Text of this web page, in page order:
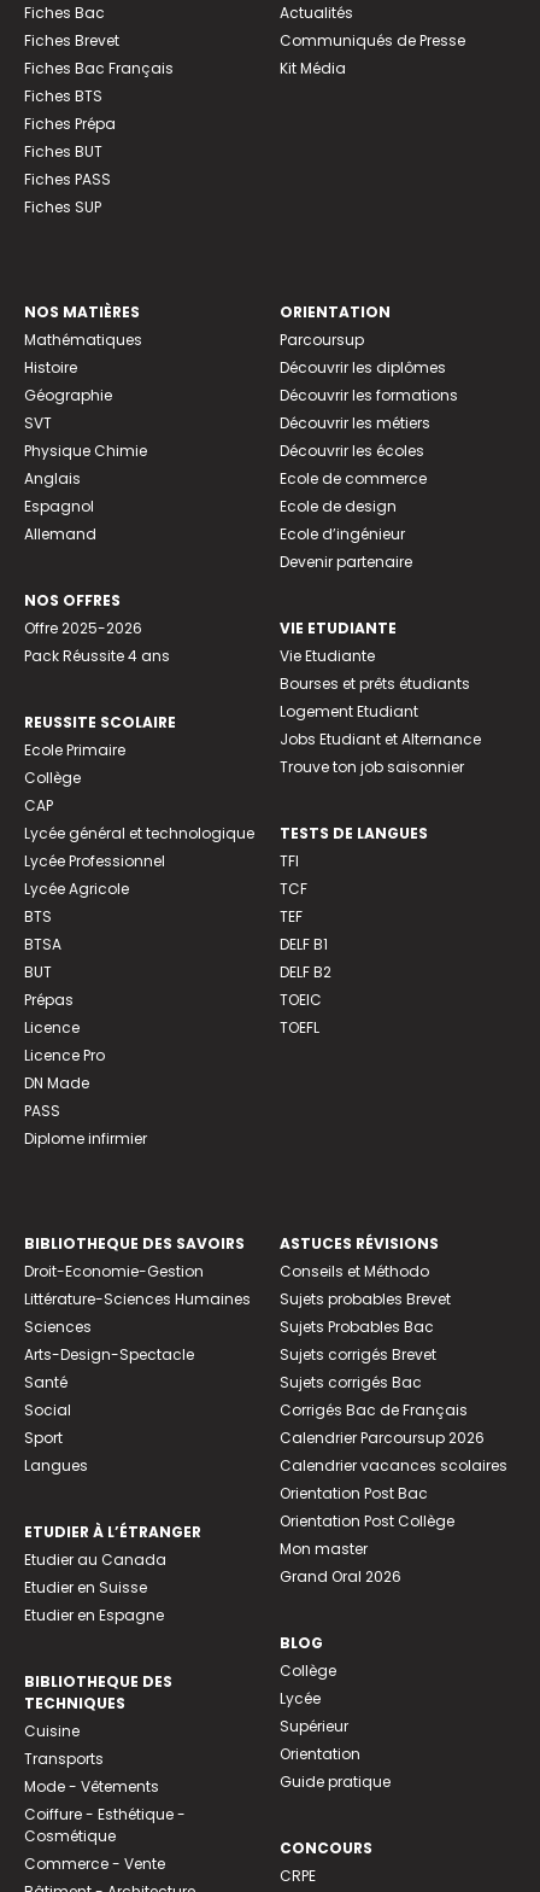
Fiches Bac
Fiches Brevet
Fiches Bac Français
Fiches BTS
Fiches Prépa
Fiches BUT
Fiches PASS
Fiches SUP
Actualités
Communiqués de Presse
Kit Média
NOS MATIÈRES
Mathématiques
Histoire
Géographie
SVT
Physique Chimie
Anglais
Espagnol
Allemand
NOS OFFRES
Offre 2025-2026
Pack Réussite 4 ans
REUSSITE SCOLAIRE
Ecole Primaire
Collège
CAP
Lycée général et technologique
Lycée Professionnel
Lycée Agricole
BTS
BTSA
BUT
Prépas
Licence
Licence Pro
DN Made
PASS
Diplome infirmier
ORIENTATION
Parcoursup
Découvrir les diplômes
Découvrir les formations
Découvrir les métiers
Découvrir les écoles
Ecole de commerce
Ecole de design
Ecole d’ingénieur
Devenir partenaire
VIE ETUDIANTE
Vie Etudiante
Bourses et prêts étudiants
Logement Etudiant
Jobs Etudiant et Alternance
Trouve ton job saisonnier
TESTS DE LANGUES
TFI
TCF
TEF
DELF B1
DELF B2
TOEIC
TOEFL
BIBLIOTHEQUE DES SAVOIRS
Droit-Economie-Gestion
Littérature-Sciences Humaines
Sciences
Arts-Design-Spectacle
Santé
Social
Sport
Langues
ETUDIER À L’ÉTRANGER
Etudier au Canada
Etudier en Suisse
Etudier en Espagne
BIBLIOTHEQUE DES
TECHNIQUES
Cuisine
Transports
Mode - Vêtements
Coiffure - Esthétique -
Cosmétique
Commerce - Vente
ASTUCES RÉVISIONS
Conseils et Méthodo
Sujets probables Brevet
Sujets Probables Bac
Sujets corrigés Brevet
Sujets corrigés Bac
Corrigés Bac de Français
Calendrier Parcoursup 2026
Calendrier vacances scolaires
Orientation Post Bac
Orientation Post Collège
Mon master
Grand Oral 2026
BLOG
Collège
Lycée
Supérieur
Orientation
Guide pratique
CONCOURS
CRPE